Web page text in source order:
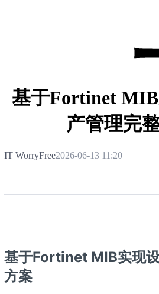
基于Fortinet
产管理完
IT WorryFree2026-06-13 11:20
基于Fortinet MIB实现
方案